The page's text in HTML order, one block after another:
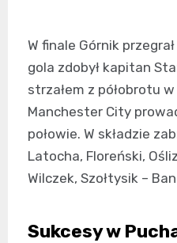
W finale Górnik
gola zdobył kapitan
strzałem z półobrotu
Manchester City
połowie. W składzie
Latocha, Floreński,
Wilczek, Szołtysik –
Sukcesy w